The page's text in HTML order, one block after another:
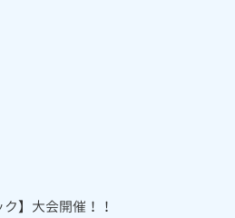
】大会開催！！